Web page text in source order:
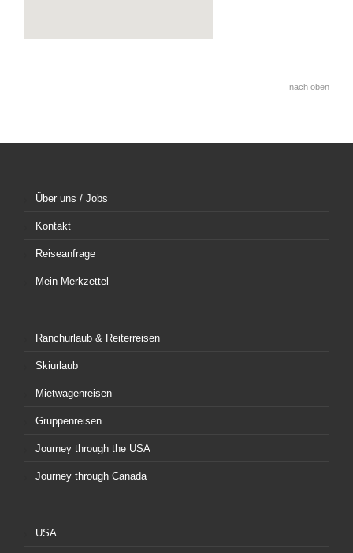
nach oben
Über uns / Jobs
Kontakt
Reiseanfrage
Mein Merkzettel
Ranchurlaub & Reiterreisen
Skiurlaub
Mietwagenreisen
Gruppenreisen
Journey through the USA
Journey through Canada
USA